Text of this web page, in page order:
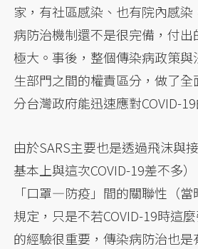
家，有社區感染、也有院內感
病防治機制還不是很完備，付
極大。事後，整個傳染病政策
生部門之間的權責區分，做了
分台灣政府能迅速應對COVID-19
由於SARS主要也是透過飛沫與
基本上與這次COVID-19差不多
「口罩—防疫」間的關聯性（
規定，只是不若COVID-19時這
的經驗很重要，傳染病防治也